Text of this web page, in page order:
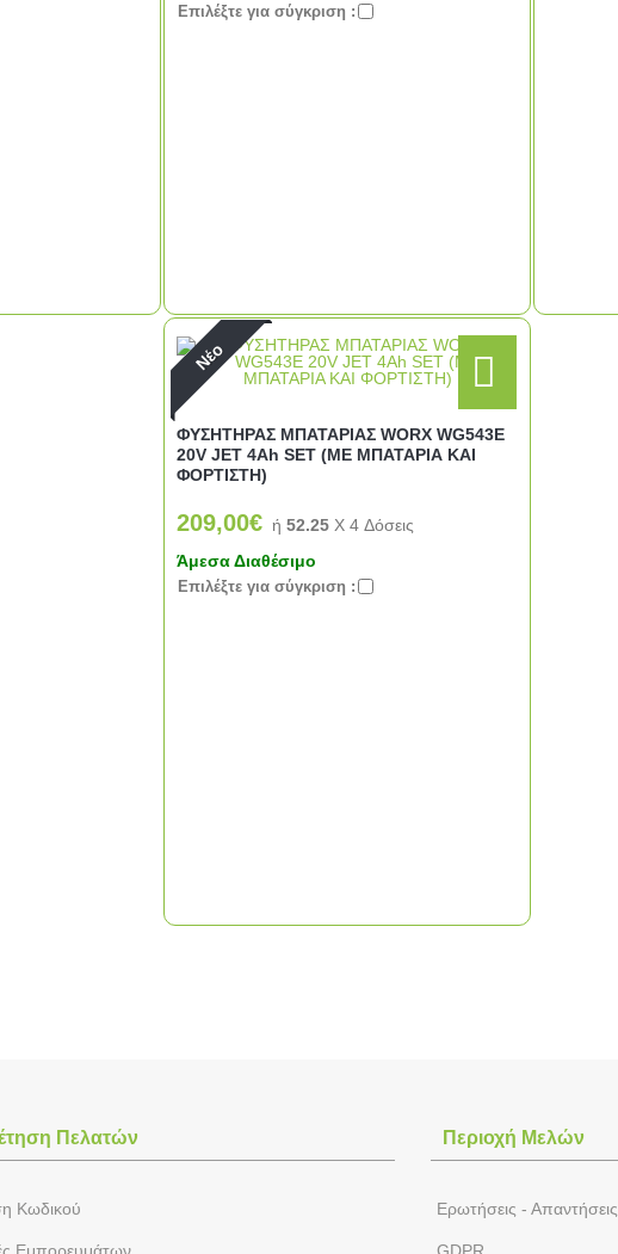
Eπιλέξτε για σύγκριση :
Νέο
ΦΥΣΗΤΗΡΑΣ ΜΠΑΤΑΡΙΑΣ WORX WG543E
20V JET 4Ah SET (ΜΕ ΜΠΑΤΑΡΙΑ ΚΑΙ
ΦΟΡΤΙΣΤΗ)
209,00€ή 52.25X 4 Δόσεις
Άμεσα Διαθέσιμο
Eπιλέξτε για σύγκριση :
Πελατών
Κωδικού
Εμπορευμάτων
Περιοχή Mελών
Ερωτήσεις - Απαντήσεις
GDPR